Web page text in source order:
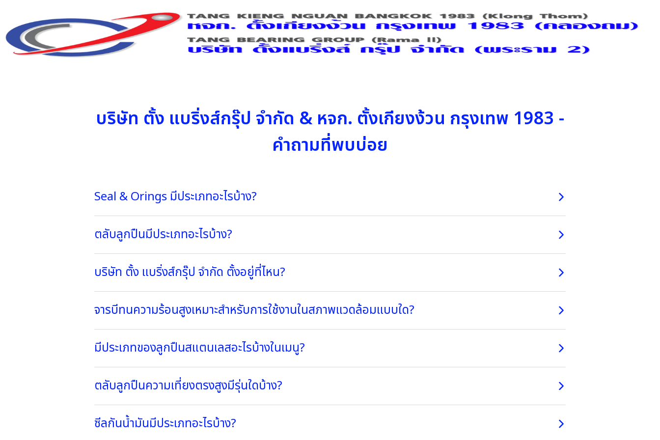
บริษัท ตั้ง แบริ่งส์กรุ๊ป จำกัด & หจก. ตั้งเกียงง้วน กรุงเทพ 1983 -
คำถามที่พบบ่อย
Seal & Orings มีประเภทอะไรบ้าง?
ตลับลูกปืนมีประเภทอะไรบ้าง?
บริษัท ตั้ง แบริ่งส์กรุ๊ป จำกัด ตั้งอยู่ที่ไหน?
จารบีทนความร้อนสูงเหมาะสำหรับการใช้งานในสภาพแวดล้อมแบบใด?
มีประเภทของลูกปืนสแตนเลสอะไรบ้างในเมนู?
ตลับลูกปืนความเที่ยงตรงสูงมีรุ่นใดบ้าง?
ซีลกันน้ำมันมีประเภทอะไรบ้าง?